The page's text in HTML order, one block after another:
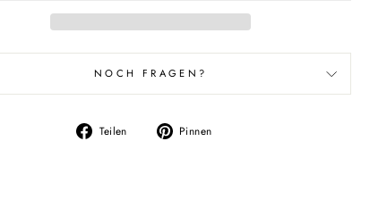
NOCH FRAGEN?
Teilen
Auf
Pinnen